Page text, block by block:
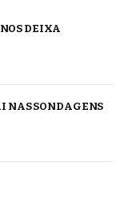
DEIXA
NAS SONDAGENS